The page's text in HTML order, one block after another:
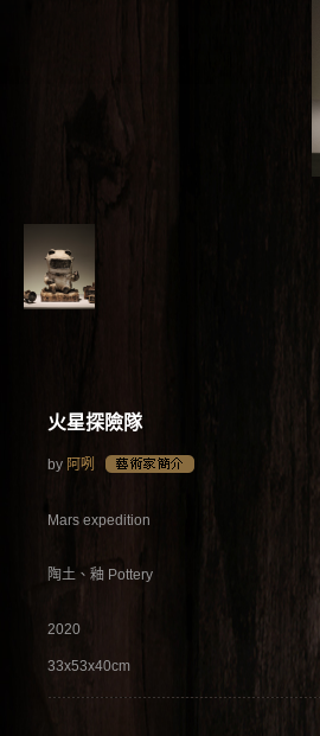
火星探險隊
by 阿咧
Mars expedition
陶土、釉 Pottery
2020
33x53x40cm